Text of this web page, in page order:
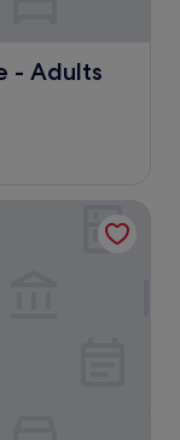
- Adults
Only